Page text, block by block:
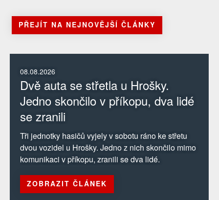
PŘEJÍT NA NEJNOVĚJŠÍ ČLÁNKY
08.08.2026
Dvě auta se střetla u Hrošky.
Jedno skončilo v příkopu, dva lidé
se zranili
Tři jednotky hasičů vyjely v sobotu ráno ke střetu
dvou vozidel u Hrošky. Jedno z nich skončilo mimo
komunikaci v příkopu, zranili se dva lidé.
ZOBRAZIT ČLÁNEK